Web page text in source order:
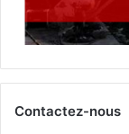
Contactez-nous